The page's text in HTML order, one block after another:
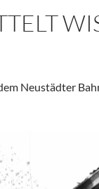
Neustädter